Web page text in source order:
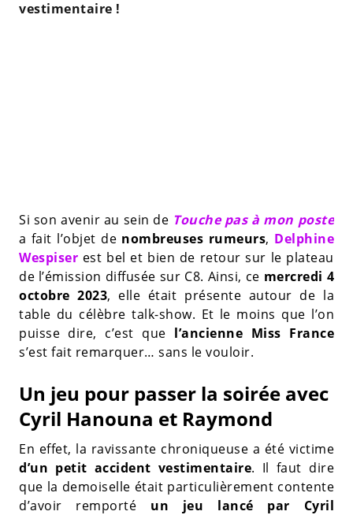
vestimentaire !
Si son avenir au sein de Touche pas à mon poste
a fait l’objet de nombreuses rumeurs, Delphine
Wespiser est bel et bien de retour sur le plateau
de l’émission diffusée sur C8. Ainsi, ce mercredi 4
octobre 2023, elle était présente autour de la
table du célèbre talk-show. Et le moins que l’on
puisse dire, c’est que l’ancienne Miss France
s’est fait remarquer… sans le vouloir.
Un jeu pour passer la soirée avec
Cyril Hanouna et Raymond
En effet, la ravissante chroniqueuse a été victime
d’un petit accident vestimentaire. Il faut dire
que la demoiselle était particulièrement contente
d’avoir remporté un jeu lancé par Cyril